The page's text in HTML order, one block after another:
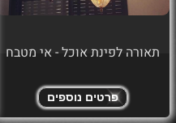
תאורה לפינת אוכל - אי מטבח
פרטים נוספים